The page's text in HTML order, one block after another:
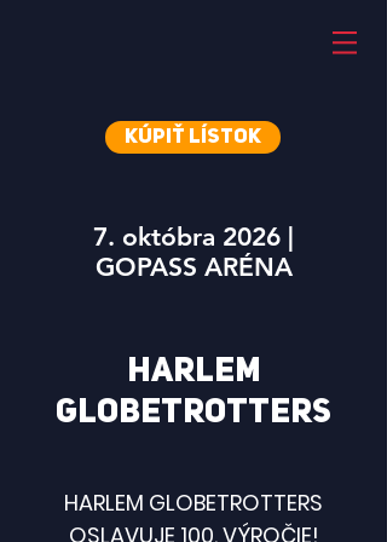
Kúpiť lístok
7. októbra 2026 |
GOPASS ARÉNA
HARLEM
GLOBETROTTERS
HARLEM GLOBETROTTERS
OSLAVUJE 100. VÝROČIE!